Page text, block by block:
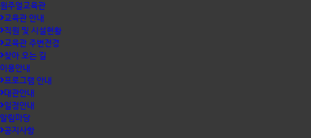
원주얼교육관
교육관 안내
직원 및 시설현황
교육관 주변전경
찾아 오는 길
이용안내
프로그램 안내
대관안내
일정안내
알림마당
공지사항